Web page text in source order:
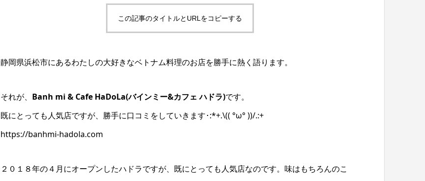
この記事のタイトルとURLをコピーする
静岡県浜松市にあるわたしの大好きなベトナム料理のお店を勝手に熱く語ります。
それが、 Banh mi & Cafe HaDoLa(バインミー&カフェ ハドラ)です。
既にとっても人気店ですが、勝手に口コミをしていきます･:*+.\(( °ω° ))/.:+
https://banhmi-hadola.com
２０１８年の４月にオープンしたハドラですが、既にとっても人気店なのです。味はもちろんのこ